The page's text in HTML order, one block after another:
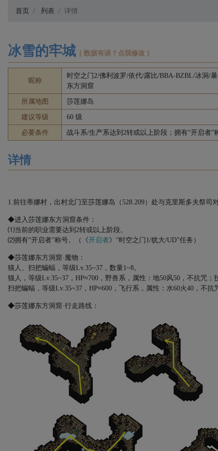
首页 列表 详情
冰雪的牢城 [ 数据有误？点我修改 ]
昵称
时空之门2/佛利波罗/依代/露比/BBA-BZBL/冰洞/
东方洞窟
所属地图 莎莲娜岛
建议等级 60 级
必要条件 战斗系/生产系达到2转或以上阶段；拥有“开启者”
详情
1.前往蒂娜村，出村北门至莎莲娜岛（ 528.209）处与克里斯多夫祭司
◆进入莎莲娜东方洞窟条件：
⑴当前的职业需要达到 2转或以上阶段。
⑵拥有“开启者”称号。（《开启者》“时空之门 1/犹大/UD”任务）
◆莎莲娜东方洞窟·魔物：
猫人、扫把蝙蝠，等级Lv.35~37 ，数量1~8。
猫人，等级Lv.35~37 ， HP≈700 ，野兽系，属性：地50风50 ，不抗咒；
扫把蝙蝠，等级Lv.35~37 ， HP≈600 ，飞行系，属性：水60火40 ，不
◆莎莲娜东方洞窟·行走路线：